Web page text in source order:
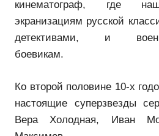
кинематограф, где
экранизациям русской
детективами, и военно-
боевикам.
Ко второй половине 10-х
настоящие суперзвезды
Вера Холодная, Иван